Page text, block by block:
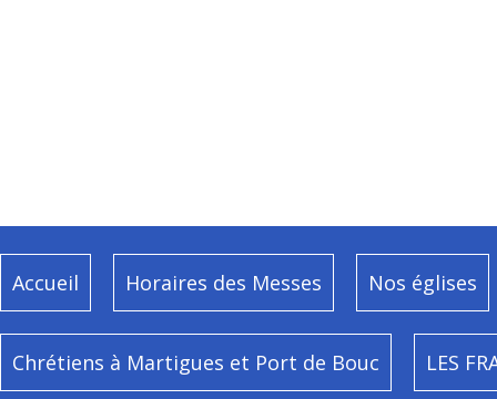
Accueil Horaires des Messes Nos églises
Chrétiens à Martigues et Port de Bouc LES